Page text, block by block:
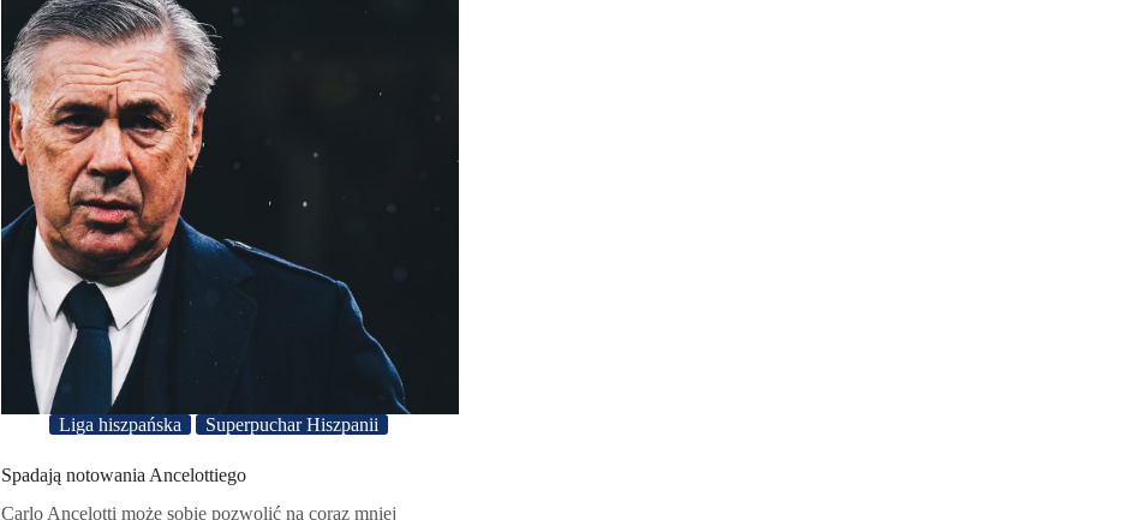
Liga hiszpańska Superpuchar Hiszpanii
Spadają notowania Ancelottiego
Carlo Ancelotti może sobie pozwolić na coraz mniej